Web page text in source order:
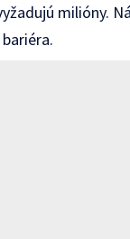
milióny.